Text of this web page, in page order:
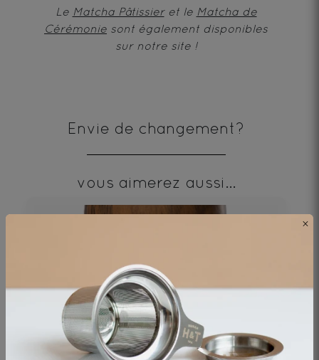
Le Matcha Pâtissieret le Matcha de
Cérémonie sont également disponibles
sur notre site !
Envie de changement?
vous aimerez aussi...
×